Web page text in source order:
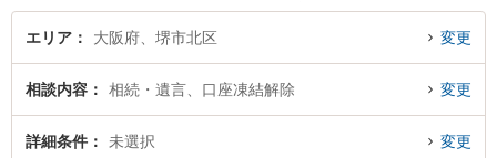
索もでき便利です。特に堺北法律事務所の犬塚 竜也弁護士や弁護士法人バディ
堺なかもず事務所の野口 直人弁護士、河内総合法律事務所の廣田 亘弁護士のプ
『口座凍結解除のトラブル解決の実績豊富な近くの弁護士を検索したい』『初
回相談無料で口座凍結解除を法律相談できる堺市北区内の弁護士に相談予約し
たい』などでお困りの相談者さんにおすすめです。
エリア 大阪府、堺市北区 変更
相談内容 相続・遺言、口座凍結解除 変更
詳細条件 未選択 変更